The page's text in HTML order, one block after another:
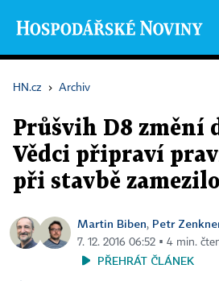
HN.cz › Archiv
Průšvih D8 změní
Vědci připraví
při stavbě
Martin Biben, Petr
7. 12. 2016 06:52 ▪ 4 min.
PŘEHRÁT ČLÁNEK